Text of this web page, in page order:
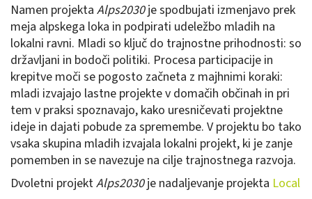
Namen projekta Alps2030je spodbujati izmenjavo prek
meja alpskega loka in podpirati udeležbo mladih na
lokalni ravni. Mladi so ključ do trajnostne prihodnosti: so
državljani in bodoči politiki. Procesa participacije in
krepitve moči se pogosto začneta z majhnimi koraki:
mladi izvajajo lastne projekte v domačih občinah in pri
tem v praksi spoznavajo, kako uresničevati projektne
ideje in dajati pobude za spremembe. V projektu bo tako
vsaka skupina mladih izvajala lokalni projekt, ki je zanje
pomemben in se navezuje na cilje trajnostnega razvoja.
Dvoletni projektAlps2030je nadaljevanje projekta Local